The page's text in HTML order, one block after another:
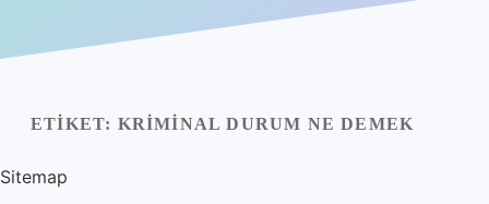
Yasal Uyarı
Hakkımızda
ETIKET: KRIMINAL DURUM NE DEMEK
Sitemap